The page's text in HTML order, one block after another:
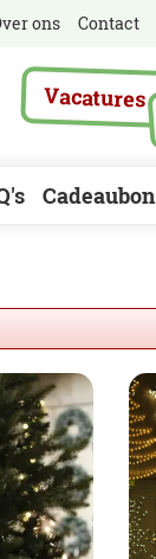
ons Contact
Vacatures
Cadeaubon